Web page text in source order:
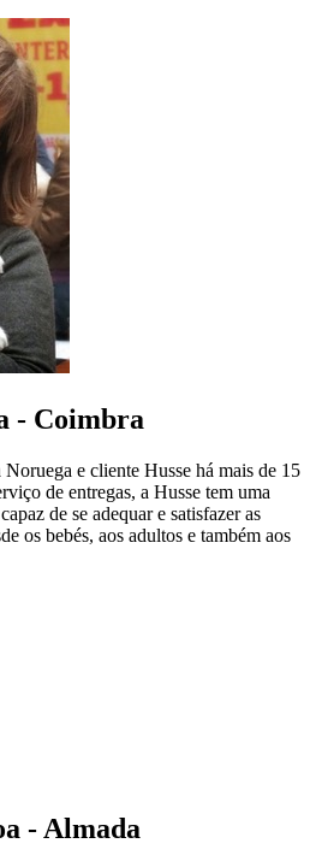
- Coimbra
e cliente Husse há mais de 15
de entregas, a Husse tem uma
de se adequar e satisfazer as
os bebés, aos adultos e também aos
- Almada